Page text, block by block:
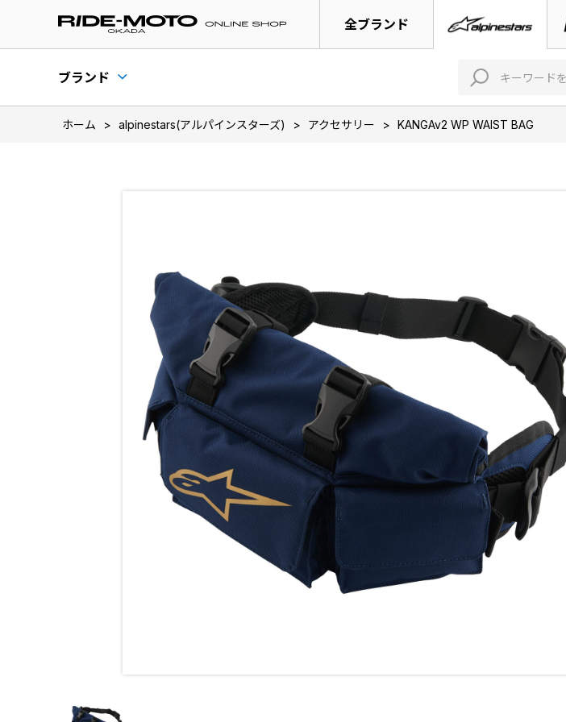
全ブランド
ブランド
ホーム > alpinestars(アルパインスターズ) > アクセサリー > KANGAv2 WP WAIST BAG